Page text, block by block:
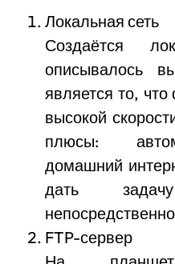
Локальная сеть
Создаётся
описывалось
является то,
высокой
плюсы:
домашний
дать
FTP-сервер